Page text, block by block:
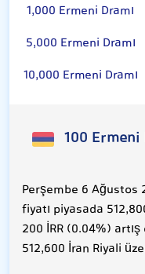
1,000 Ermeni Dramı
5,000 Ermeni Dramı
10,000 Ermeni Dramı
100 Ermeni
Perşembe 6 Ağustos
fiyatı piyasada
200 İRR (0.04%)
512,600 İran Riyali